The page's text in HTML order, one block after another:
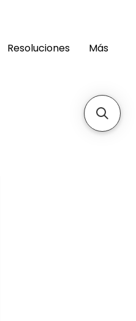
Resoluciones Más